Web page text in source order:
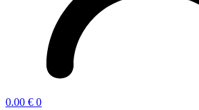
0.00 € 0